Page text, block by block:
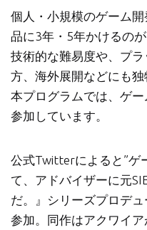
個人・小規模のゲーム
品に3年・5年かけるの
技術的な難易度や、プ
方、海外展開などにも
本プログラムでは、ゲ
参加しています。
公式Twitterによると”ゲ
て、アドバイザーに元
だ。』シリーズプロデ
参加。同作はアクワイア